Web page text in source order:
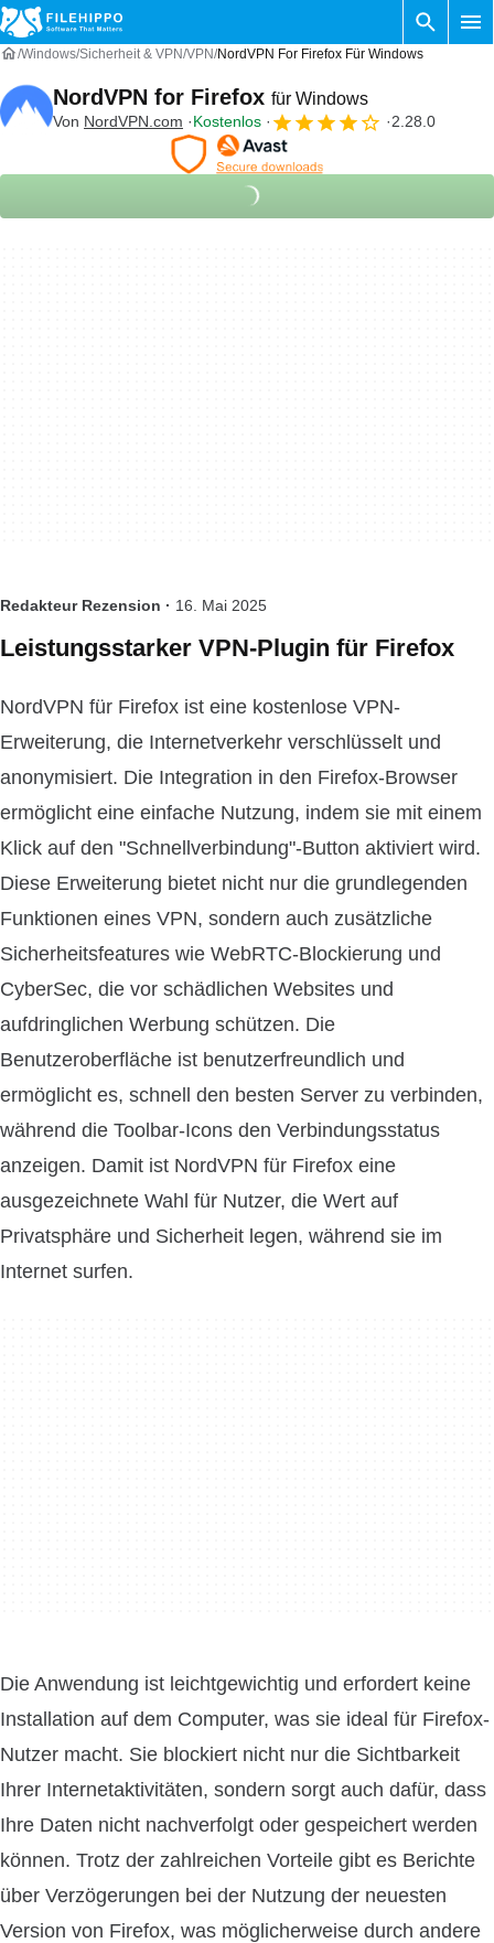
Windows Sicherheit & VPN VPN NordVPN For Firefox Für Windows
NordVPN for Firefox für Windows
Von NordVPN.com Kostenlos 2.28.0
Redakteur Rezension · 16. Mai 2025
Leistungsstarker VPN-Plugin für Firefox
NordVPN für Firefox ist eine kostenlose VPN-
Erweiterung, die Internetverkehr verschlüsselt und
anonymisiert. Die Integration in den Firefox-Browser
ermöglicht eine einfache Nutzung, indem sie mit einem
Klick auf den "Schnellverbindung"-Button aktiviert wird.
Diese Erweiterung bietet nicht nur die grundlegenden
Funktionen eines VPN, sondern auch zusätzliche
Sicherheitsfeatures wie WebRTC-Blockierung und
CyberSec, die vor schädlichen Websites und
aufdringlichen Werbung schützen. Die
Benutzeroberfläche ist benutzerfreundlich und
ermöglicht es, schnell den besten Server zu verbinden,
während die Toolbar-Icons den Verbindungsstatus
anzeigen. Damit ist NordVPN für Firefox eine
ausgezeichnete Wahl für Nutzer, die Wert auf
Privatsphäre und Sicherheit legen, während sie im
Internet surfen.
Die Anwendung ist leichtgewichtig und erfordert keine
Installation auf dem Computer, was sie ideal für Firefox-
Nutzer macht. Sie blockiert nicht nur die Sichtbarkeit
Ihrer Internetaktivitäten, sondern sorgt auch dafür, dass
Ihre Daten nicht nachverfolgt oder gespeichert werden
können. Trotz der zahlreichen Vorteile gibt es Berichte
über Verzögerungen bei der Nutzung der neuesten
Version von Firefox, was möglicherweise durch andere